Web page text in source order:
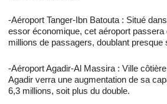
-Aéroport Tanger-Ibn Batouta : Situé
essor économique, cet aéroport passera
millions de passagers, doublant presque
-Aéroport Agadir-Al Massira : Ville
Agadir verra une augmentation de sa
6,3 millions, soit plus du double.